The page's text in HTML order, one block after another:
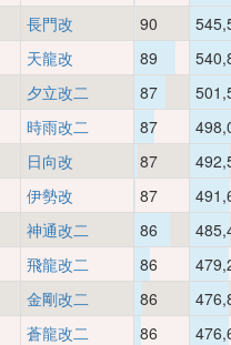
長門改 90
天龍改 89
夕立改二 87
時雨改二 87
日向改 87
伊勢改 87
神通改二 86
飛龍改二 86
金剛改二 86
蒼龍改二 86